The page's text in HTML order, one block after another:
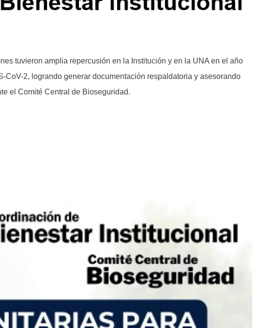
tuvieron amplia repercusión en la Institución y en la UNA en el año
2, logrando generar documentación respaldatoria y asesorando
el Comité Central de Bioseguridad.